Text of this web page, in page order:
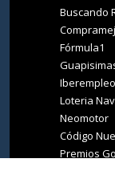
Buscando
Fórmula1
Loteria
Neomotor
Código
Premios